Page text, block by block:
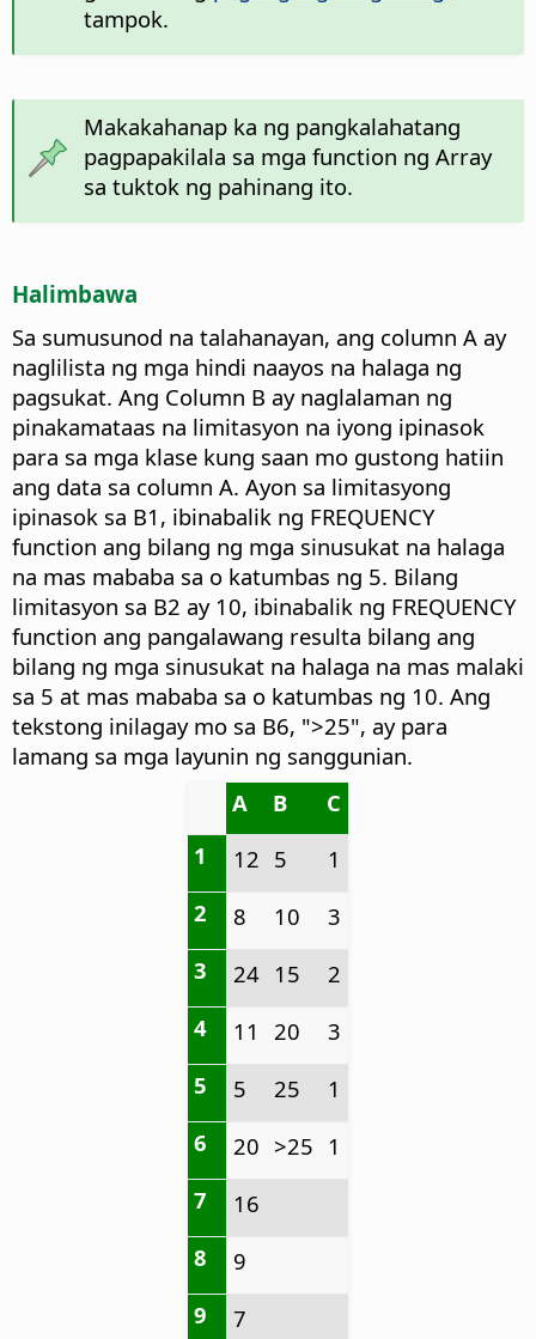
tampok.
Makakahanap ka ng pangkalahatang
pagpapakilala sa mga function ng Array
sa tuktok ng pahinang ito.
Halimbawa
Sa sumusunod na talahanayan, ang column A ay
naglilista ng mga hindi naayos na halaga ng
pagsukat. Ang Column B ay naglalaman ng
pinakamataas na limitasyon na iyong ipinasok
para sa mga klase kung saan mo gustong hatiin
ang data sa column A. Ayon sa limitasyong
ipinasok sa B1, ibinabalik ng FREQUENCY
function ang bilang ng mga sinusukat na halaga
na mas mababa sa o katumbas ng 5. Bilang
limitasyon sa B2 ay 10, ibinabalik ng FREQUENCY
function ang pangalawang resulta bilang ang
bilang ng mga sinusukat na halaga na mas malaki
sa 5 at mas mababa sa o katumbas ng 10. Ang
tekstong inilagay mo sa B6, ">25", ay para
lamang sa mga layunin ng sanggunian.
A
B
C
1
12 5
1
2
8 10
3
3
24 15
2
4
11 20
3
5
5 25
1
6
20 >25 1
7
16
8
9
9
7